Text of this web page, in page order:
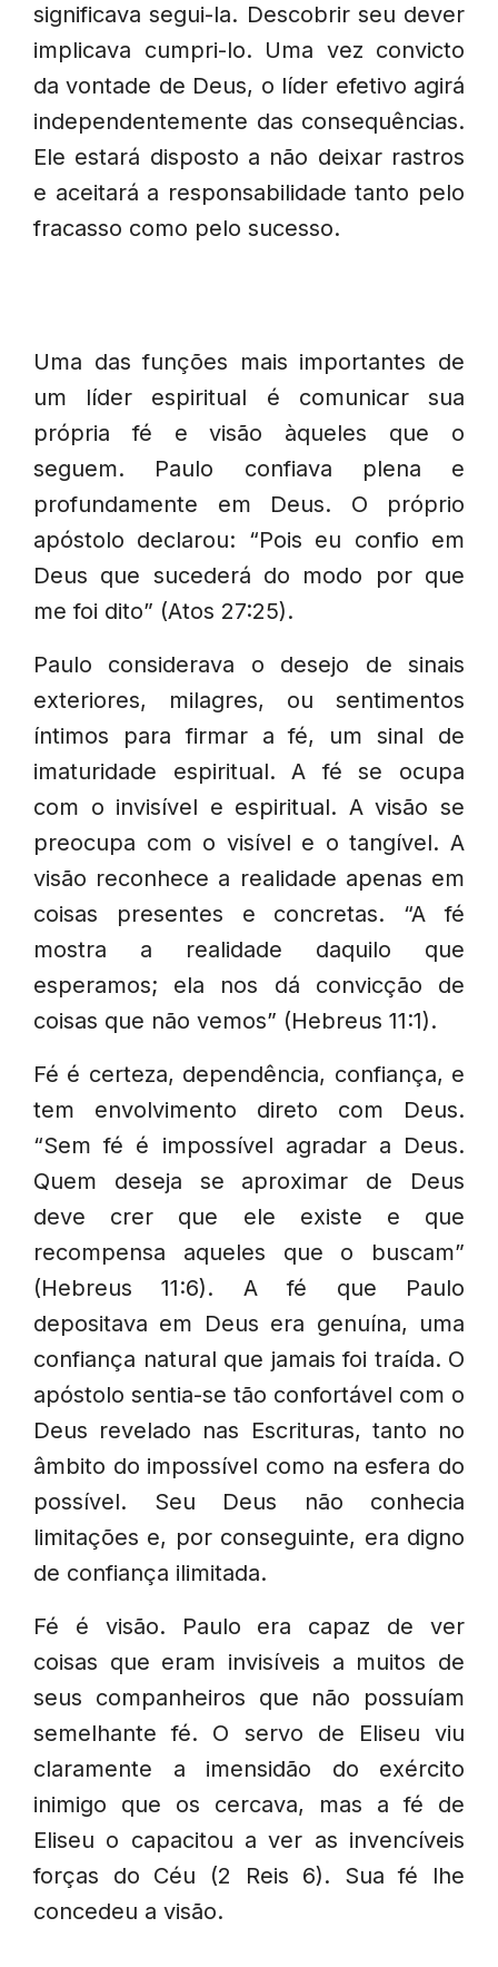
significava segui-la. Descobrir seu dever
implicava cumpri-lo. Uma vez convicto
da vontade de Deus, o líder efetivo agirá
independentemente das consequências.
Ele estará disposto a não deixar rastros
e aceitará a responsabilidade tanto pelo
fracasso como pelo sucesso.
Uma das funções mais importantes de
um líder espiritual é comunicar sua
própria fé e visão àqueles que o
seguem. Paulo confiava plena e
profundamente em Deus. O próprio
apóstolo declarou: “Pois eu confio em
Deus que sucederá do modo por que
me foi dito” (Atos 27:25).
Paulo considerava o desejo de sinais
exteriores, milagres, ou sentimentos
íntimos para firmar a fé, um sinal de
imaturidade espiritual. A fé se ocupa
com o invisível e espiritual. A visão se
preocupa com o visível e o tangível. A
visão reconhece a realidade apenas em
coisas presentes e concretas. “A fé
mostra a realidade daquilo que
esperamos; ela nos dá convicção de
coisas que não vemos” (Hebreus 11:1).
Fé é certeza, dependência, confiança, e
tem envolvimento direto com Deus.
“Sem fé é impossível agradar a Deus.
Quem deseja se aproximar de Deus
deve crer que ele existe e que
recompensa aqueles que o buscam”
(Hebreus 11:6). A fé que Paulo
depositava em Deus era genuína, uma
confiança natural que jamais foi traída. O
apóstolo sentia-se tão confortável com o
Deus revelado nas Escrituras, tanto no
âmbito do impossível como na esfera do
possível. Seu Deus não conhecia
limitações e, por conseguinte, era digno
de confiança ilimitada.
Fé é visão. Paulo era capaz de ver
coisas que eram invisíveis a muitos de
seus companheiros que não possuíam
semelhante fé. O servo de Eliseu viu
claramente a imensidão do exército
inimigo que os cercava, mas a fé de
Eliseu o capacitou a ver as invencíveis
forças do Céu (2 Reis 6). Sua fé lhe
concedeu a visão.